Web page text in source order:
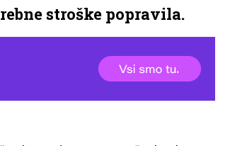
stroške popravila.